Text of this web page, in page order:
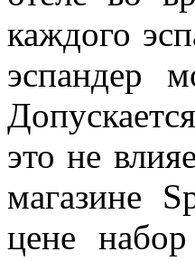
каждого
эспандер
это не
магазине
цене